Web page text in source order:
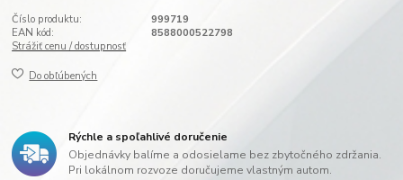
Číslo produktu:
999719
EAN kód:
8588000522798
Strážiť cenu / dostupnosť
Do obľúbených
Rýchle a spoľahlivé doručenie
Objednávky balíme a odosielame bez zbytočného zdržania.
Pri lokálnom rozvoze doručujeme vlastným autom.